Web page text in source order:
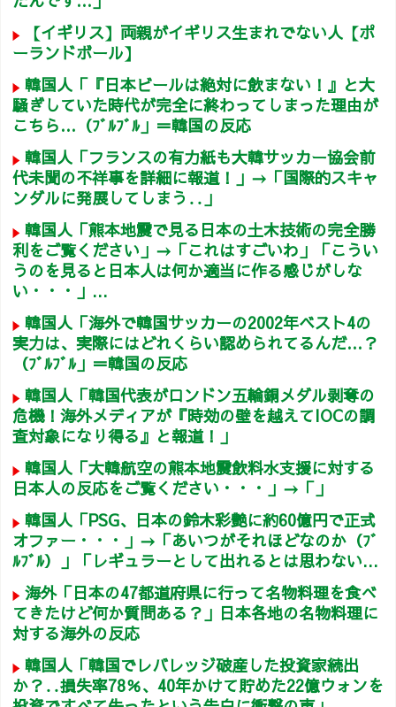
【イギリス】両親がイギリス生まれでない人【ポ
ーランドボール】
韓国人「『日本ビールは絶対に飲まない！』と大
騒ぎしていた時代が完全に終わってしまった理由が
こちら…（ﾌﾞﾙﾌﾞﾙ」＝韓国の反応
韓国人「フランスの有力紙も大韓サッカー協会前
代未聞の不祥事を詳細に報道！」→「国際的スキャ
ンダルに発展してしまう‥」
韓国人「熊本地震で見る日本の土木技術の完全勝
利をご覧ください」→「これはすごいわ」「こうい
うのを見ると日本人は何か適当に作る感じがしな
い・・・」...
韓国人「海外で韓国サッカーの2002年ベスト4の
実力は、実際にはどれくらい認められてるんだ…？
（ﾌﾞﾙﾌﾞﾙ」＝韓国の反応
韓国人「韓国代表がロンドン五輪銅メダル剥奪の
危機！海外メディアが『時効の壁を越えてIOCの調
査対象になり得る』と報道！」
韓国人「大韓航空の熊本地震飲料水支援に対する
日本人の反応をご覧ください・・・」→「」
韓国人「PSG、日本の鈴木彩艶に約60億円で正式
オファー・・・」→「あいつがそれほどなのか（ﾌﾞ
ﾙﾌﾞﾙ）」「レギュラーとして出れるとは思わない...
海外「日本の47都道府県に行って名物料理を食べ
てきたけど何か質問ある？」日本各地の名物料理に
対する海外の反応
韓国人「韓国でレバレッジ破産した投資家続出
か？‥損失率78％、40年かけて貯めた22億ウォンを